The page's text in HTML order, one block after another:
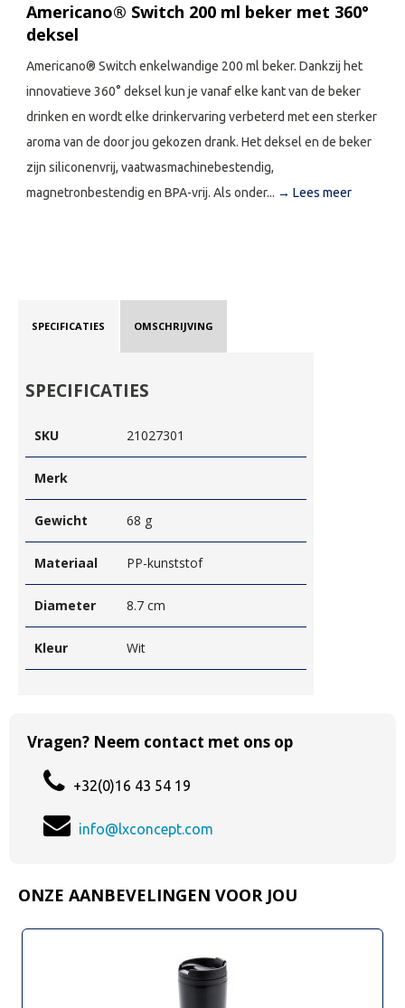
Americano® Switch 200 ml beker met 360°
deksel
Americano® Switch enkelwandige 200 ml beker. Dankzij het
innovatieve 360° deksel kun je vanaf elke kant van de beker
drinken en wordt elke drinkervaring verbeterd met een sterker
aroma van de door jou gekozen drank. Het deksel en de beker
zijn siliconenvrij, vaatwasmachinebestendig,
magnetronbestendig en BPA-vrij. Als onder... → Lees meer
SPECIFICATIES OMSCHRIJVING
SPECIFICATIES
SKU 21027301
Merk
Gewicht 68 g
Materiaal PP-kunststof
Diameter 8.7 cm
Kleur Wit
Vragen? Neem contact met ons op
+32(0)16 43 54 19
info@lxconcept.com
ONZE AANBEVELINGEN VOOR JOU